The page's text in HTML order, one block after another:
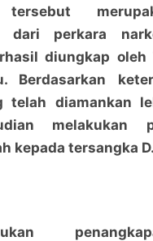
tersebut
dari perkara
diungkap oleh
Berdasarkan
telah diamankan
melakukan
kepada tersangka D.